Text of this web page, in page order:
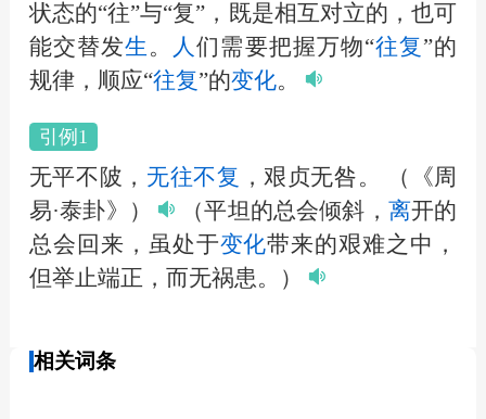
状态的“往”与“复”，既是相互对立的，也可
能交替发生 。 人们需要把握万物“往复”的
规律，顺应“往复”的变化。
引例1
无平不陂， 无往不复 ，艰贞无咎。
（《周
易·泰卦》）
（平坦的总会倾斜， 离开的
总会回来，虽处于变化带来的艰难之中，
但举止端正，而无祸患。）
相关词条